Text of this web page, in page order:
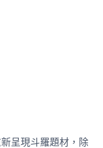
呈現斗羅題材，除